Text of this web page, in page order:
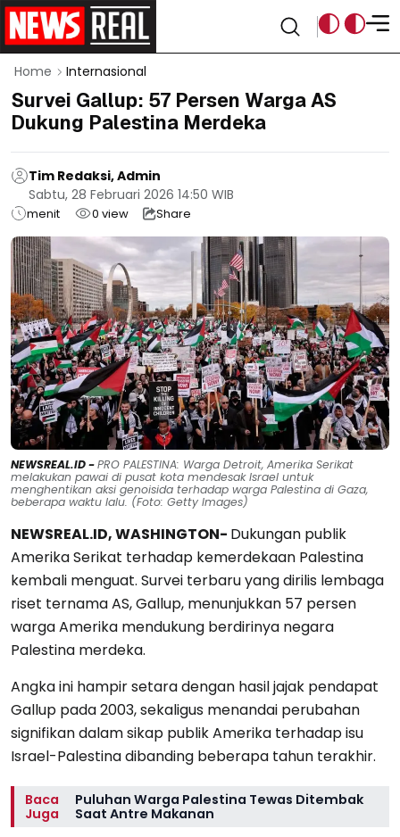
Home Internasional
Survei Gallup: 57 Persen Warga AS
Dukung Palestina Merdeka
Tim Redaksi, Admin
Sabtu, 28 Februari 2026 14:50 WIB
menit 0 view Share
NEWSREAL.ID -PRO PALESTINA: Warga Detroit, Amerika Serikat
melakukan pawai di pusat kota mendesak Israel untuk
menghentikan aksi genoisida terhadap warga Palestina di Gaza,
beberapa waktu lalu. (Foto: Getty Images)
NEWSREAL.ID, WASHINGTON- Dukungan publik
Amerika Serikat terhadap kemerdekaan Palestina
kembali menguat. Survei terbaru yang dirilis lembaga
riset ternama AS, Gallup, menunjukkan 57 persen
warga Amerika mendukung berdirinya negara
Palestina merdeka.
Angka ini hampir setara dengan hasil jajak pendapat
Gallup pada 2003, sekaligus menandai perubahan
signifikan dalam sikap publik Amerika terhadap isu
Israel-Palestina dibanding beberapa tahun terakhir.
Baca
Juga
Puluhan Warga Palestina Tewas Ditembak
Saat Antre Makanan